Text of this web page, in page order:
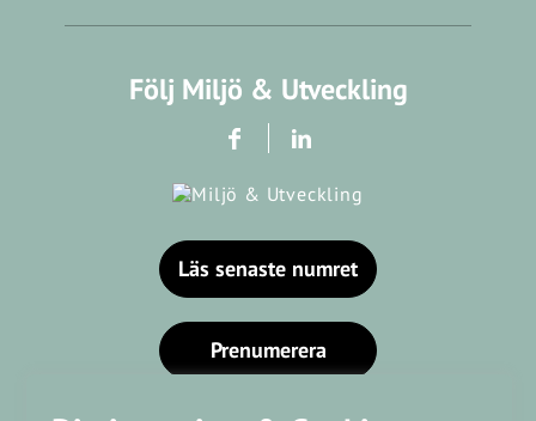
Följ Miljö & Utveckling
Läs senaste numret
Prenumerera